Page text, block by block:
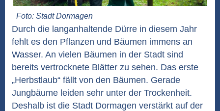
Foto: Stadt Dormagen
Durch die langanhaltende Dürre in diesem Jahr
fehlt es den Pflanzen und Bäumen immens an
Wasser. An vielen Bäumen in der Stadt sind
bereits vertrocknete Blätter zu sehen. Das erste
„Herbstlaub“ fällt von den Bäumen. Gerade
Jungbäume leiden sehr unter der Trockenheit.
Deshalb ist die Stadt Dormagen verstärkt auf der